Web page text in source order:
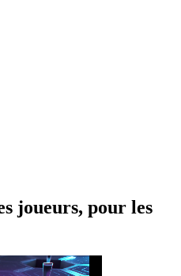
joueurs, pour les